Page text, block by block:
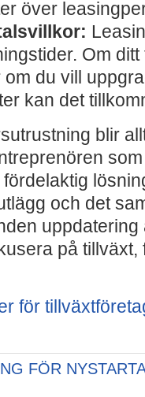
över
Om
du vill
kan det
blir
och det
på tillväxt,
för
FÖR